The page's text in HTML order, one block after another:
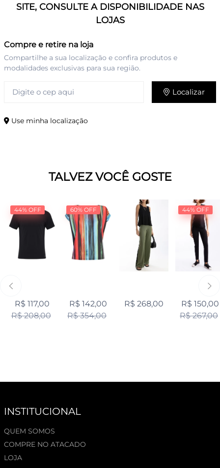
SITE, CONSULTE A DISPONIBILIDADE NAS
LOJAS
Compre e retire na loja
Compartilhe a sua localização e confira produtos e
modalidades exclusivas para sua região.
Localizar
Use minha localização
TALVEZ VOCÊ GOSTE
44% OFF
R$ 117,00
R$ 208,00
60% OFF
R$ 142,00
R$ 354,00
R$ 268,00
44% OFF
R$ 150,00
R$ 267,00
INSTITUCIONAL
QUEM SOMOS
COMPRE NO ATACADO
LOJA